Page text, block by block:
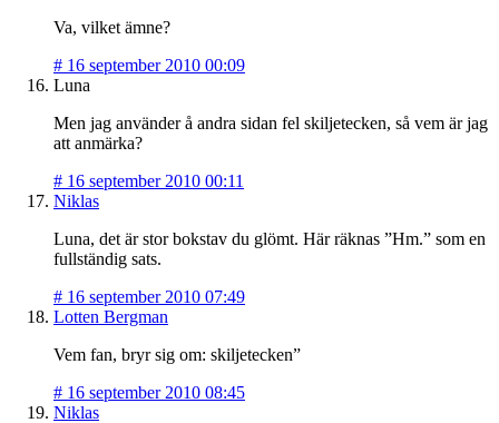
Va, vilket ämne?
# 16 september 2010 00:09
Luna
Men jag använder å andra sidan fel skiljetecken, så vem är jag
att anmärka?
# 16 september 2010 00:11
Niklas
Luna, det är stor bokstav du glömt. Här räknas ”Hm.” som en
fullständig sats.
# 16 september 2010 07:49
Lotten Bergman
Vem fan, bryr sig om: skiljetecken”
# 16 september 2010 08:45
Niklas